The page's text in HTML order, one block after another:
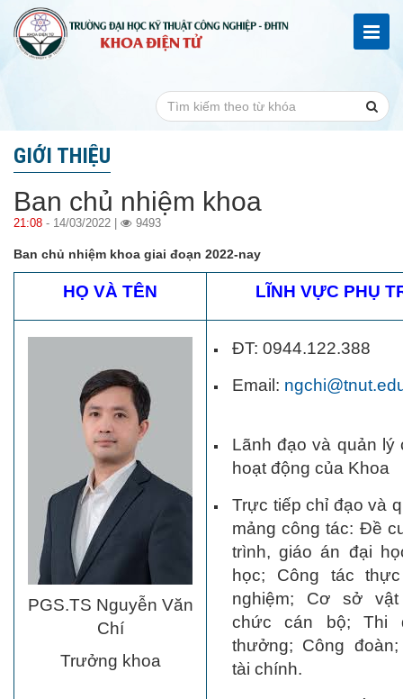
GIỚI THIỆU
Ban chủ nhiệm khoa
21:08 - 14/03/2022 | 9493
Ban chủ nhiệm khoa giai đoạn 2022-nay
HỌ VÀ TÊN LĨNH VỰC PHỤ
PGS.TS Nguyễn Văn
Chí
Trưởng khoa
ĐT:
Email:
Lãnh đạo và quản lý
hoạt động của Khoa
Trực tiếp chỉ đạo và
mảng công tác: Đề
trình, giáo án đại
học; Công tác
nghiệm; Cơ sở
chức cán bộ; Thi
thưởng; Công
tài chính.